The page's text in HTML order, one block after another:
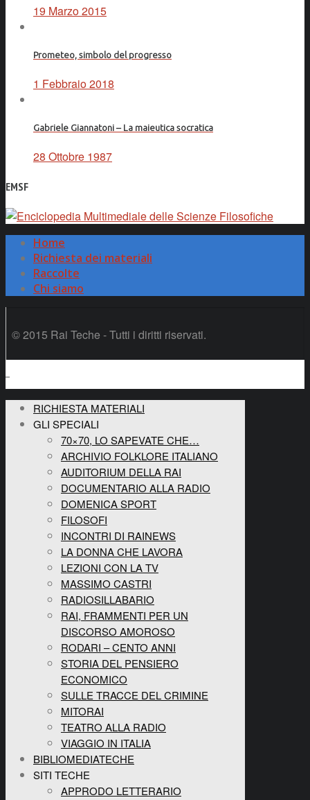
19 Marzo 2015
Prometeo, simbolo del progresso
1 Febbraio 2018
Gabriele Giannatoni – La maieutica socratica
28 Ottobre 1987
EMSF
Home
Richiesta dei materiali
Raccolte
Chi siamo
© 2015 Rai Teche - Tutti i diritti riservati.
RICHIESTA MATERIALI
GLI SPECIALI
70×70, LO SAPEVATE CHE…
ARCHIVIO FOLKLORE ITALIANO
AUDITORIUM DELLA RAI
DOCUMENTARIO ALLA RADIO
DOMENICA SPORT
FILOSOFI
INCONTRI DI RAINEWS
LA DONNA CHE LAVORA
LEZIONI CON LA TV
MASSIMO CASTRI
RADIOSILLABARIO
RAI, FRAMMENTI PER UN
DISCORSO AMOROSO
RODARI – CENTO ANNI
STORIA DEL PENSIERO
ECONOMICO
SULLE TRACCE DEL CRIMINE
MITORAI
TEATRO ALLA RADIO
VIAGGIO IN ITALIA
BIBLIOMEDIATECHE
SITI TECHE
APPRODO LETTERARIO